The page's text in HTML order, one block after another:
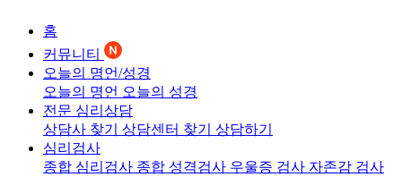
홈
커뮤니티
오늘의 명언/성경
오늘의 명언 오늘의 성경
전문 심리상담
상담사 찾기 상담센터 찾기 상담하기
심리검사
종합 심리검사 종합 성격검사 우울증 검사 자존감 검사